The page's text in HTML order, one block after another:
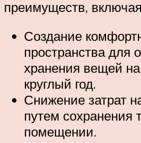
преимуществ,
Создание
пространства для
хранения вещей
круглый год.
Снижение затрат
путем сохранения
помещении.